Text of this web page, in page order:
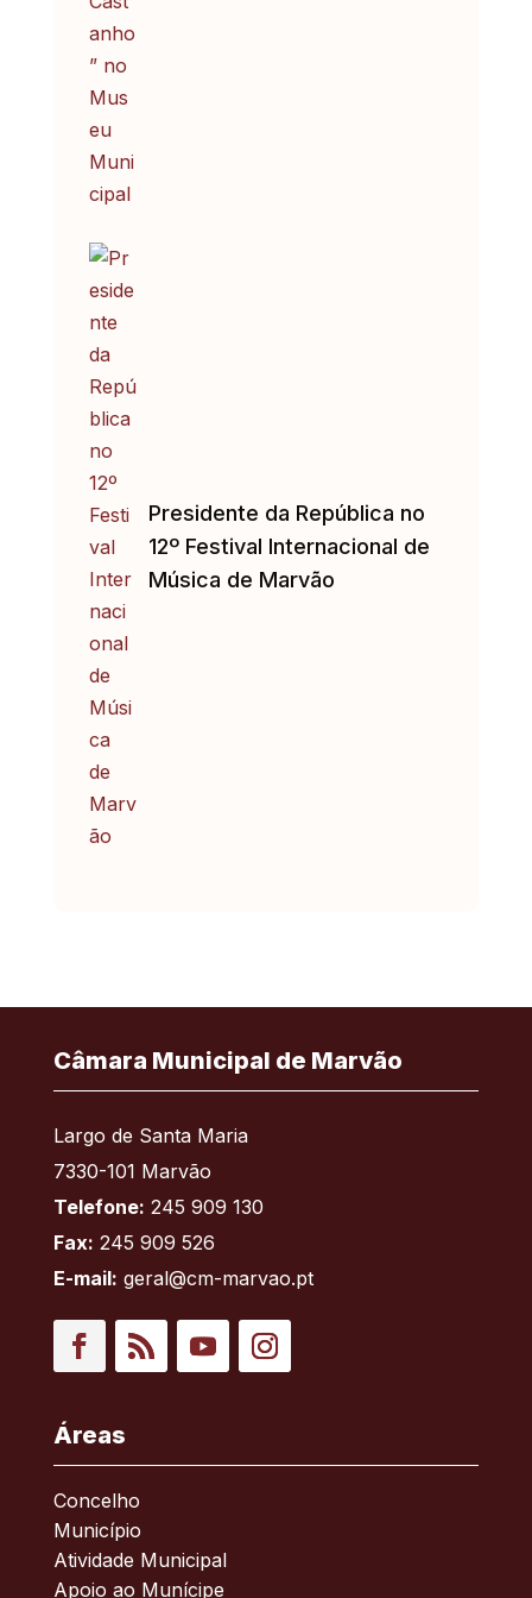
Presidente da República no
12º Festival Internacional de
Música de Marvão
Câmara Municipal de Marvão
Largo de Santa Maria
7330-101 Marvão
Telefone: 245 909 130
Fax: 245 909 526
E-mail: geral@cm-marvao.pt
Áreas
Concelho
Município
Atividade Municipal
Apoio ao Munícipe